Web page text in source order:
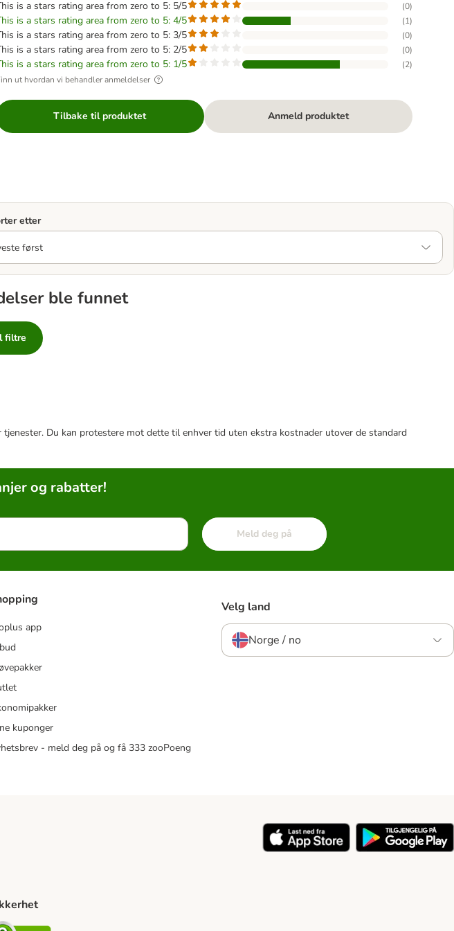
is a stars rating area from zero to 5: 5/5 (0)
is a stars rating area from zero to 5: 4/5 (1)
is a stars rating area from zero to 5: 3/5 (0)
is a stars rating area from zero to 5: 2/5 (0)
is a stars rating area from zero to 5: 1/5 (2)
ut hvordan vi behandler anmeldelser
Tilbake til produktet Anmeld produktet
etter
ble funnet
filtre
Du kan protestere mot dette til enhver tid uten ekstra kostnader utover de standard
og rabatter!
Meld deg på
app
kuponger
- meld deg på og få 333 zooPoeng
Velg land
Norge / no
Security